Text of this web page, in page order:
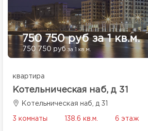
750 750 руб за 1 кв.м.
750 750 руб за 1 кв.м.
квартира
Котельническая наб, д 31
Котельническая наб, д 31
3 комнаты 138.6 кв.м. 6 этаж